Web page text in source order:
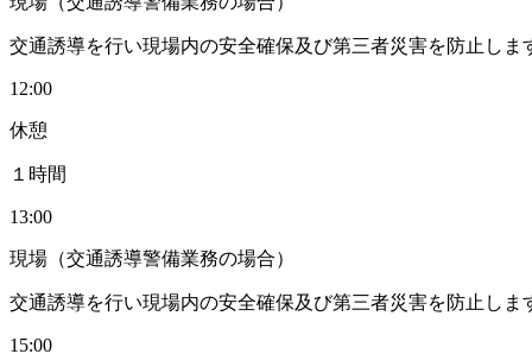
交通誘導を行い現場内の安全確保及び第三者災害を防止しま
12:00
休憩
１時間
13:00
現場（交通誘導警備業務の場合）
交通誘導を行い現場内の安全確保及び第三者災害を防止しま
15:00